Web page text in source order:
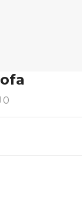
0